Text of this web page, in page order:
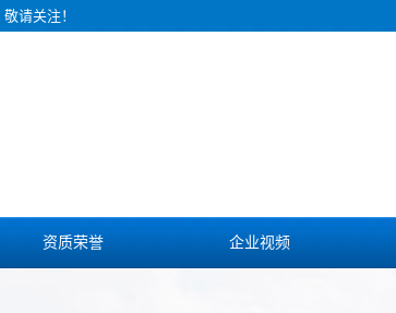
请关注！
资质荣誉 企业视频